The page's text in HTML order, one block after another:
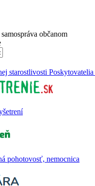
samospráva občanom
starostlivosti Poskytovatelia
pohotovosť, nemocnica